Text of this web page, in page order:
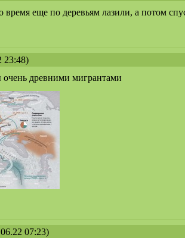
время еще по деревьям лазили, а потом
23:48)
очень древними мигрантами
07:23)